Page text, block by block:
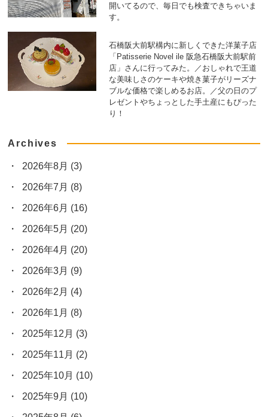
開いてるので、毎日でも検査できちゃいま
す。
石橋阪大前駅構内に新しくできた洋菓子店
「Patisserie Novel ile 阪急石橋阪大前駅前
店」さんに行ってみた。／おしゃれで王道
な美味しさのケーキや焼き菓子がリーズナ
ブルな価格で楽しめるお店。／父の日のプ
レゼントやちょっとした手土産にもぴった
り！
Archives
2026年8月 (3)
2026年7月 (8)
2026年6月 (16)
2026年5月 (20)
2026年4月 (20)
2026年3月 (9)
2026年2月 (4)
2026年1月 (8)
2025年12月 (3)
2025年11月 (2)
2025年10月 (10)
2025年9月 (10)